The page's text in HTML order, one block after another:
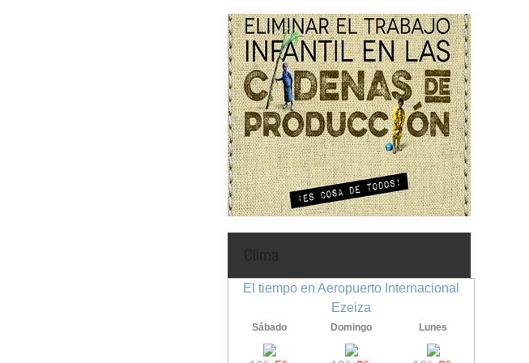
El tiempo en Aeropuerto Internacional
Ezeiza
Sábado Domingo Lunes